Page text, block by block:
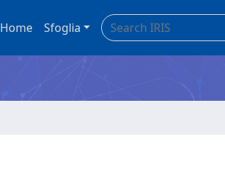
Home Sfoglia